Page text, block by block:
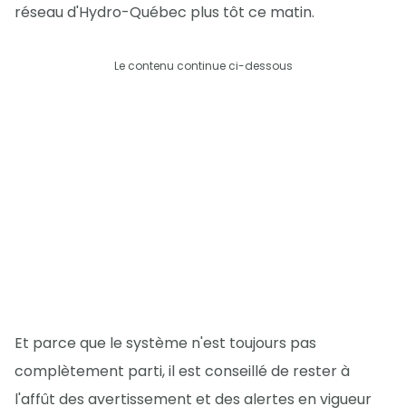
réseau d'Hydro-Québec plus tôt ce matin.
Le contenu continue ci-dessous
Et parce que le système n'est toujours pas
complètement parti, il est conseillé de rester à
l'affût des avertissement et des alertes en vigueur